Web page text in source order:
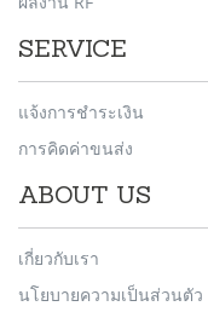
SERVICE
แจ้งการชำระเงิน
การคิดค่าขนส่ง
ABOUT US
เกี่ยวกับเรา
นโยบายความเป็นส่วนตัว